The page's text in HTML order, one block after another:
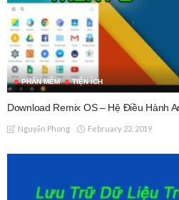
PHẦN MỀM TIỆN ÍCH
Download Remix OS – Hệ Điều Hành
Nguyễn Phong February 22, 2019